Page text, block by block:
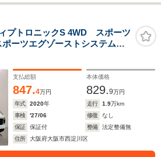
プトロニックS 4WD スポーツ
ーツエグゾーストシステム
ザインホイール コンフォート
ト ソフトクローズドア レ
ラマガラスルーフ
支払総額
847.4万円
本体価格
829.9万円
年式
2020年 走行 1.9万km
車検
'27/06 修復
なし
保証
保証付 整備
法定整備無
住所
大阪府大阪市西淀川区